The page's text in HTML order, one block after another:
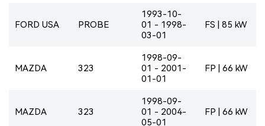
FORD USA PROBE
1993-10-
01 - 1998-
03-01
FS | 85 kW
MAZDA 323
1998-09-
01 - 2001-
01-01
FP | 66 kW
MAZDA 323
1998-09-
01 - 2004-
05-01
FP | 66 kW